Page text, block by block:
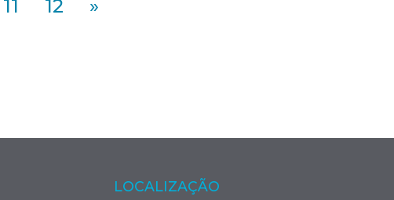
11 12 »
LOCALIZAÇÃO